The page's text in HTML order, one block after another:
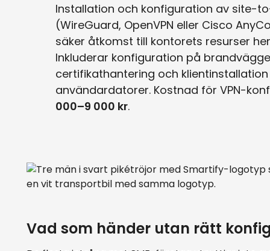
Installation och konfiguration av site-
(WireGuard, OpenVPN eller Cisco
säker åtkomst till kontorets resurser
Inkluderar konfiguration på
certifikathantering och
användardatorer. Kostnad för VPN-
000–9 000 kr.
Vad som händer utan rätt